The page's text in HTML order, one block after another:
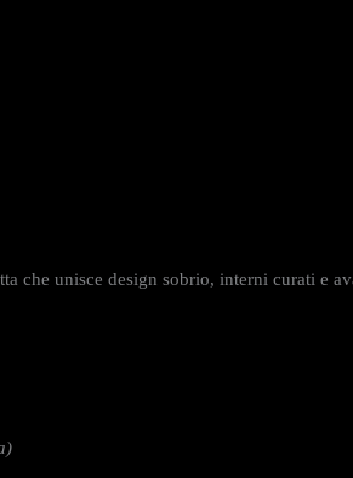
che unisce design sobrio, interni curati e